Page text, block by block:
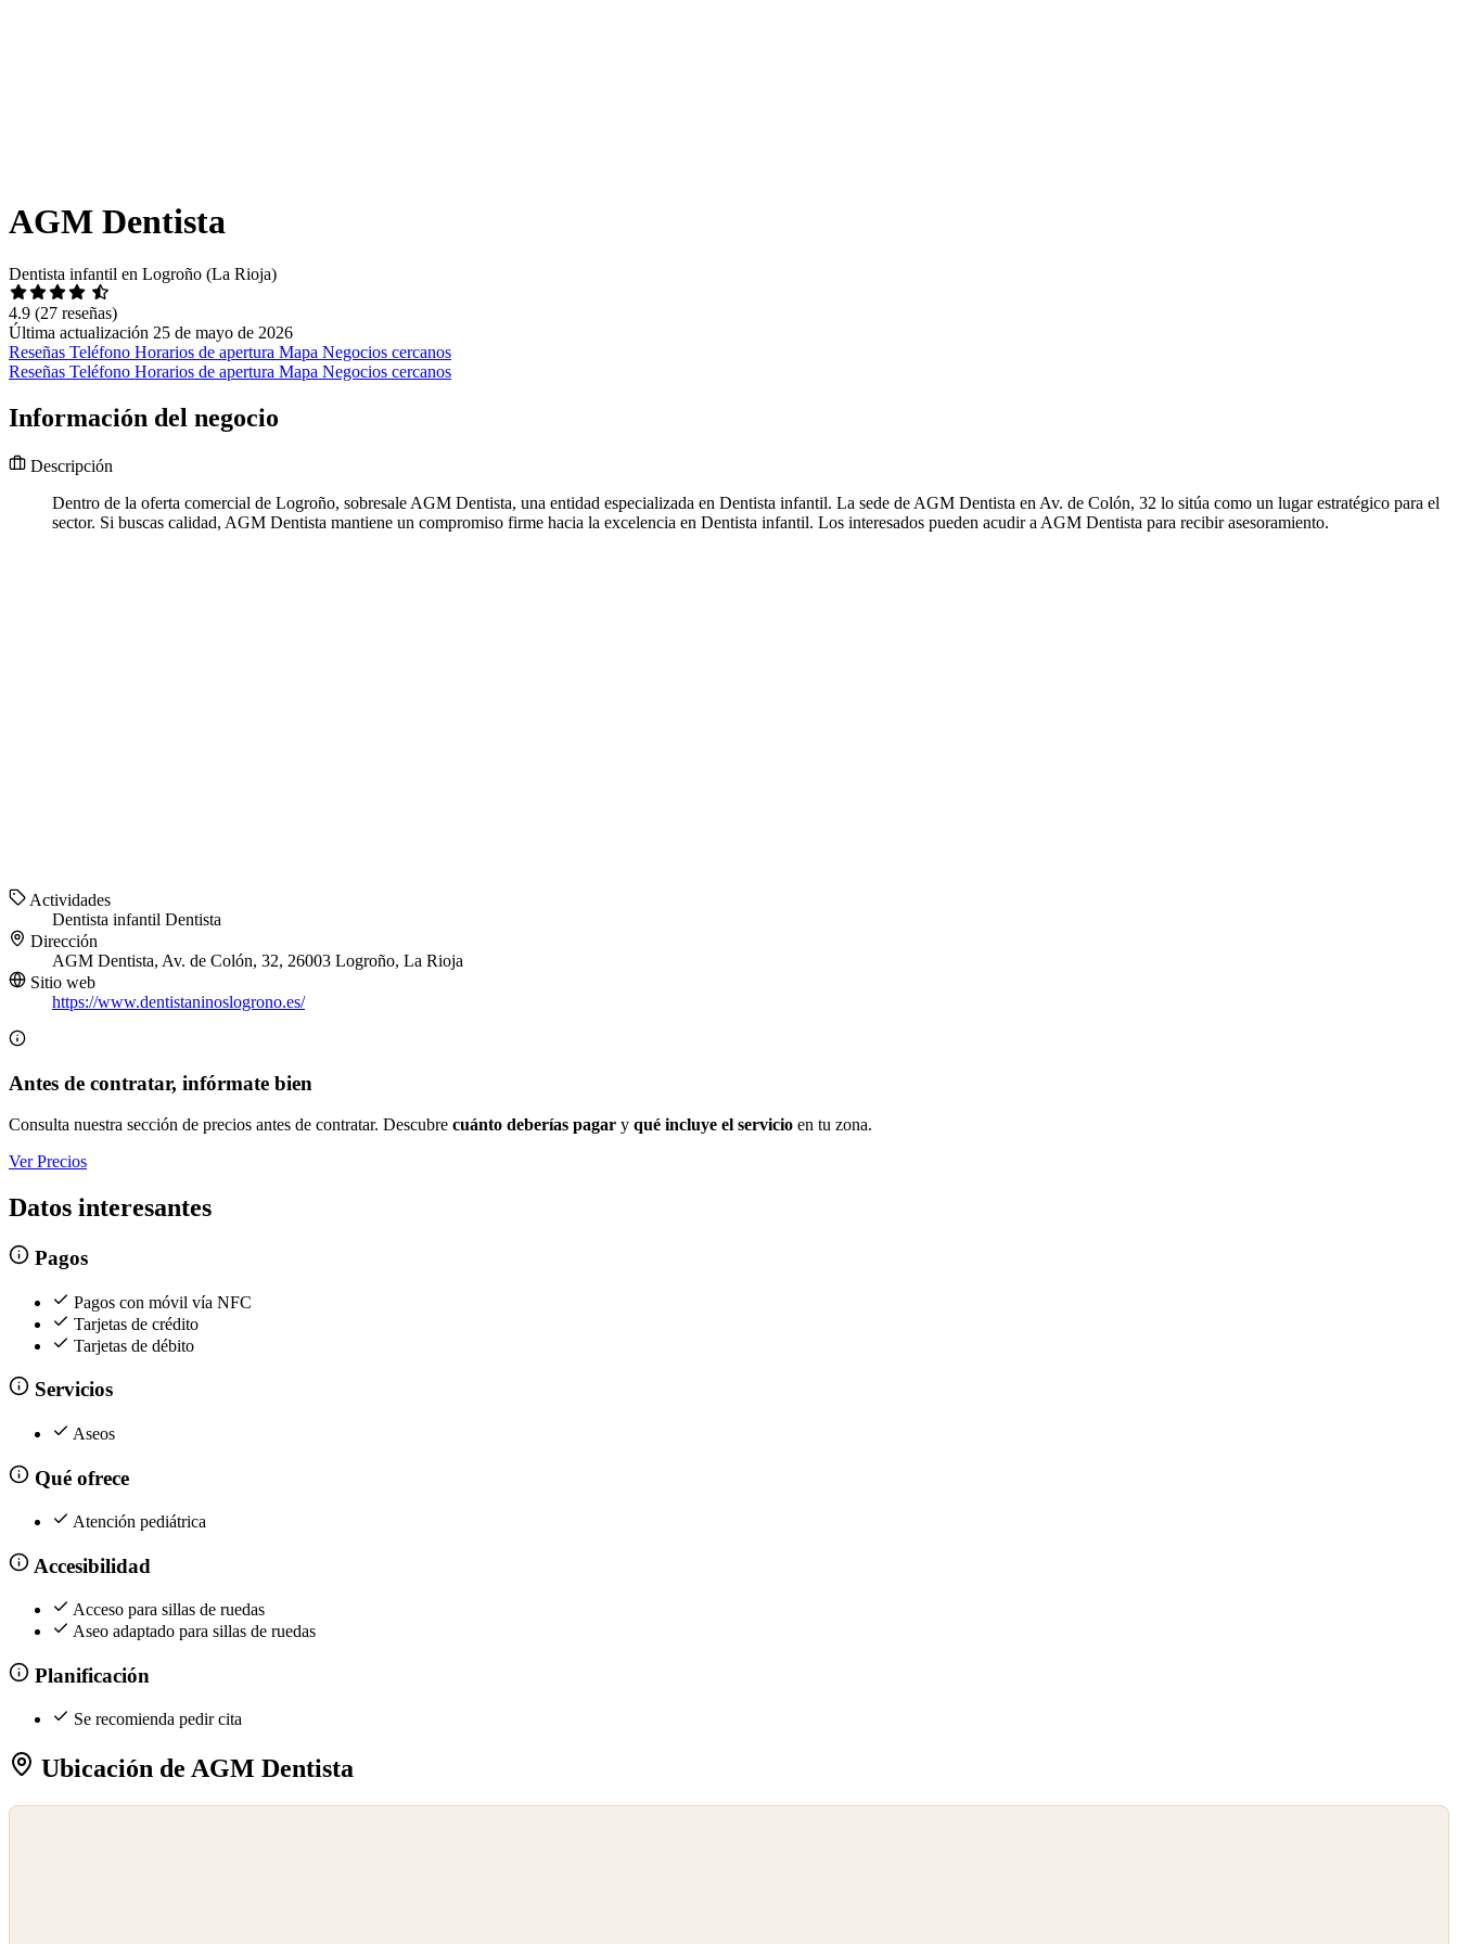
AGM Dentista
Dentista infantil en Logroño (La Rioja)
4.9 (27 reseñas)
Última actualización 25 de mayo de 2026
Reseñas Teléfono Horarios de apertura Mapa Negocios cercanos
Reseñas Teléfono Horarios de apertura Mapa Negocios cercanos
Información del negocio
Descripción
Dentro de la oferta comercial de Logroño, sobresale AGM Dentista, una entidad especializada en Dentista infantil. La sede de AGM Dentista en Av. de Colón, 32 lo sitúa como un lugar estratégico para el
sector. Si buscas calidad, AGM Dentista mantiene un compromiso firme hacia la excelencia en Dentista infantil. Los interesados pueden acudir a AGM Dentista para recibir asesoramiento.
Actividades
Dentista infantil Dentista
Dirección
AGM Dentista, Av. de Colón, 32, 26003 Logroño, La Rioja
Sitio web
https://www.dentistaninoslogrono.es/
Antes de contratar, infórmate bien
Consulta nuestra sección de precios antes de contratar. Descubre cuánto deberías pagar y qué incluye el servicio en tu zona.
Ver Precios
Datos interesantes
Pagos
Pagos con móvil vía NFC
Tarjetas de crédito
Tarjetas de débito
Servicios
Aseos
Qué ofrece
Atención pediátrica
Accesibilidad
Acceso para sillas de ruedas
Aseo adaptado para sillas de ruedas
Planificación
Se recomienda pedir cita
Ubicación de AGM Dentista